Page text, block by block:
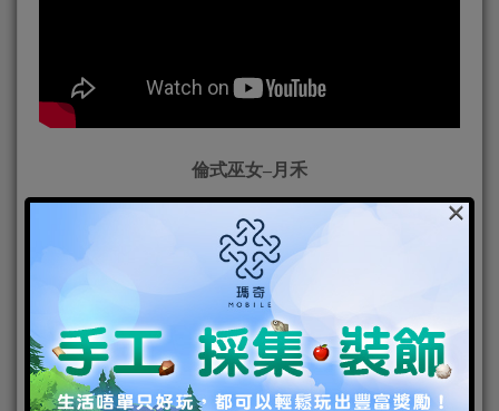
倫式巫女–月禾
×